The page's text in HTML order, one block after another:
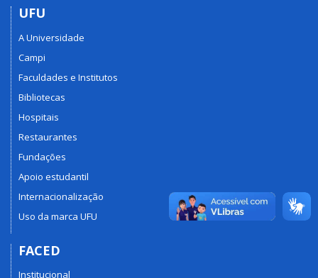
UFU
A Universidade
Campi
Faculdades e Institutos
Bibliotecas
Hospitais
Restaurantes
Fundações
Apoio estudantil
Internacionalização
Uso da marca UFU
FACED
Institucional